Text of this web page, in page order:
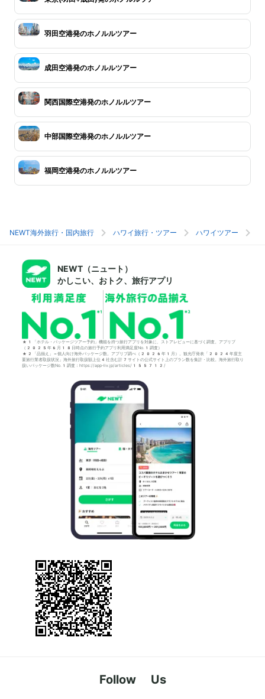
羽田空港発のホノルルツアー
成田空港発のホノルルツアー
関西国際空港発のホノルルツアー
中部国際空港発のホノルルツアー
福岡空港発のホノルルツアー
NEWT海外旅行・国内旅行 ハワイ旅行・ツアー ハワイツアー
NEWT（ニュート）
かしこい、おトク、旅行アプリ
*1「ホテル・パッケージツアー予約」機能を持つ旅行アプリを対象に、ストアレビューに基づく調査。アプリブ
（2025年6月18日時点の旅行予約アプリ利用満足度No.1調査）
*2「品揃え」＝個人向け海外パッケージ数。アプリブ調べ（2026年1月）。観光庁発表「2024年度主
要旅行業者取扱状況」海外旅行取扱額上位4社含む計7サイトの公式サイト上のプラン数を集計・比較。海外旅行取り
扱いパッケージ数No.1調査：https://app-liv.jp/articles/155712/
Follow Us